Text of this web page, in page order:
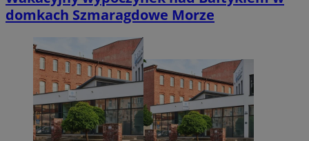
domkach Szmaragdowe Morze
Niezbędne Wydajność
Niezbędne pliki cookie umożliwiają korzystanie z podstawowych
takich jak logowanie użytkownika i zarządzanie kontem. Bez
można prawidłowo korzystać ze strony internetowej.
Nazwa
Provider
/
Domena